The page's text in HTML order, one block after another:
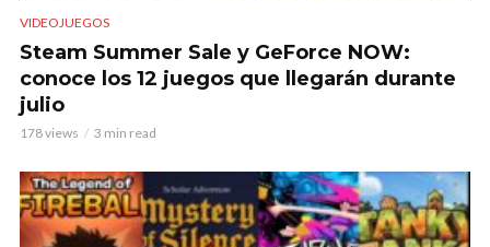
VIDEOJUEGOS
Steam Summer Sale y GeForce NOW:
conoce los 12 juegos que llegarán durante
julio
178 views 3 min read